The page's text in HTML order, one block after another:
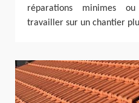
réparations minimes
travailler sur un chantier